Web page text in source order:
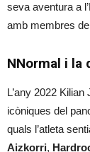
seva aventura a
amb membres
NNormal i la
L’any 2022
icòniques del
quals l’atleta
Aizkorri,